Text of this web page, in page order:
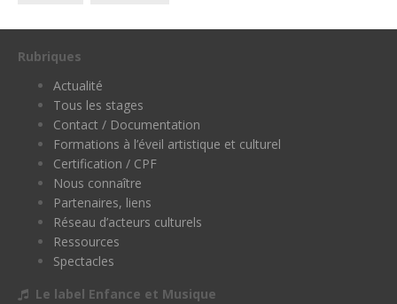
Rubriques
Actualité
Tous les stages
Contact / Documentation
Formations à l’éveil artistique et culturel
Certification / CPF
Nous connaître
Partenaires, liens
Réseau d’acteurs culturels
Ressources
Spectacles
Le label Enfance et Musique